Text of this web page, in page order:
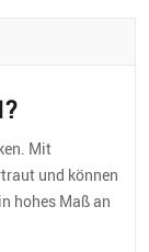
Mit
und können
hohes Maß an